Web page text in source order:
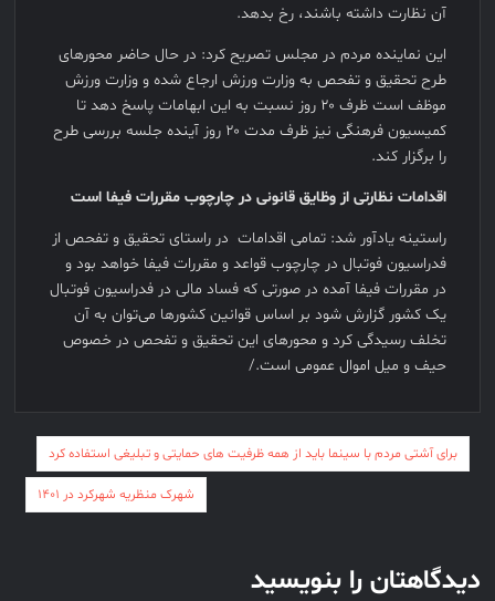
آن نظارت داشته باشند، رخ بدهد.
این نماینده مردم در مجلس تصریح کرد: در حال حاضر محورهای
طرح تحقیق و تفحص به وزارت ورزش ارجاع شده و وزارت ورزش
موظف است ظرف ۲۰ روز نسبت به این ابهامات پاسخ دهد تا
کمیسیون فرهنگی نیز ظرف مدت ۲۰ روز آینده جلسه بررسی طرح
را برگزار کند.
اقدامات نظارتی از وظایق قانونی در چارچوب مقررات فیفا است
راستینه یادآور شد: تمامی اقدامات در راستای تحقیق و تفحص از
فدراسیون فوتبال در چارچوب قواعد و مقررات فیفا خواهد بود و
در مقررات فیفا آمده در صورتی که فساد مالی در فدراسیون فوتبال
یک کشور گزارش شود بر اساس قوانین کشورها می‌توان به آن
تخلف رسیدگی کرد و محورهای این تحقیق و تفحص در خصوص
حیف و میل اموال عمومی است./
راهبری
برای آشتی مردم با سینما باید از همه ظرفیت های حمایتی و تبلیغی استفاده کرد
شهرک منظریه شهرکرد در ۱۴۰۱
دیدگاهتان را بنویسید